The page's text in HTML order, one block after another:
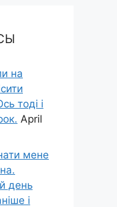
на
тоді і
April
мене
день
і